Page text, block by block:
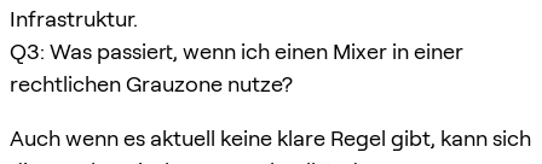
Infrastruktur.
Q3: Was passiert, wenn ich einen Mixer in einer
rechtlichen Grauzone nutze?
Auch wenn es aktuell keine klare Regel gibt, kann sich